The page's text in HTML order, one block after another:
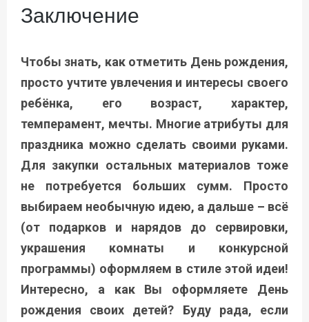
Заключение
Чтобы знать, как отметить День рождения,
просто учтите увлечения и интересы своего
ребёнка, его возраст, характер,
темперамент, мечты. Многие атрибуты для
праздника можно сделать своими руками.
Для закупки остальных материалов тоже
не потребуется больших сумм. Просто
выбираем необычную идею, а дальше – всё
(от подарков и нарядов до сервировки,
украшения комнаты и конкурсной
программы) оформляем в стиле этой идеи!
Интересно, а как Вы оформляете День
рождения своих детей? Буду рада, если